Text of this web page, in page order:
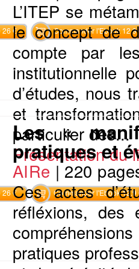
26 € Commander l'Ebook 12.9
L’ITEP se
le concept de
compte par
institutionnelle
d’études, nous
et
particulier des...
Présentation du
26 € Commander l'Ebook 12.9
Les «
pratiques et
AIRe |220
Ces actes
réfléxions, des
pratiques